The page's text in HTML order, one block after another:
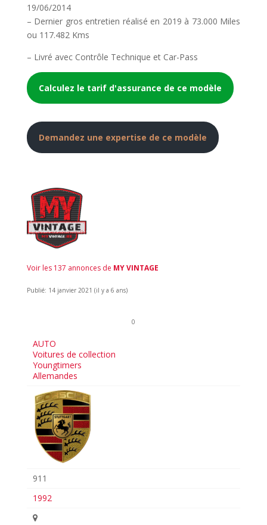
19/06/2014
– Dernier gros entretien réalisé en 2019 à 73.000 Miles
ou 117.482 Kms
– Livré avec Contrôle Technique et Car-Pass
Calculez le tarif d'assurance de ce modèle
Demandez une expertise de ce modèle
Voir les 137 annonces de MY VINTAGE
Publié: 14 janvier 2021 (il y a 6 ans)
0
AUTO
Voitures de collection
Youngtimers
Allemandes
911
1992